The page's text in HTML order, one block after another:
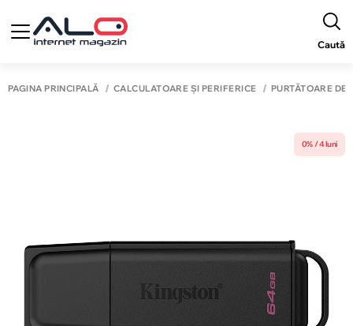
Caută
PAGINA PRINCIPALĂ CALCULATOARE ȘI PERIFERICE PURTĂTOARE DE
0% / 4 luni